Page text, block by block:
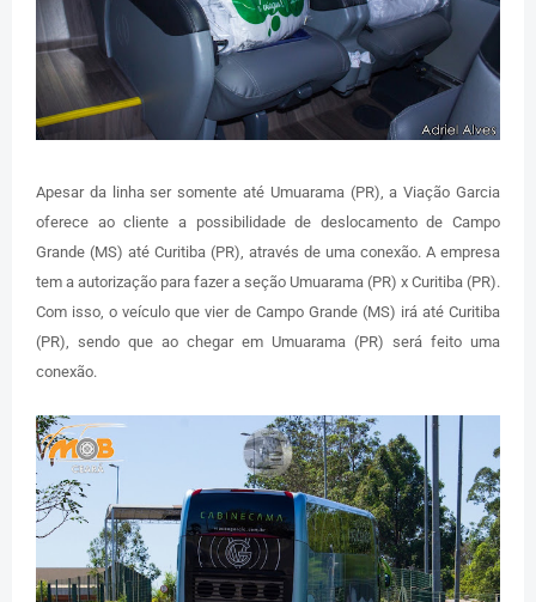
Apesar da linha ser somente até Umuarama (PR), a Viação Garcia
oferece ao cliente a possibilidade de deslocamento de Campo
Grande (MS) até Curitiba (PR), através de uma conexão. A empresa
tem a autorização para fazer a seção Umuarama (PR) x Curitiba (PR).
Com isso, o veículo que vier de Campo Grande (MS) irá até Curitiba
(PR), sendo que ao chegar em Umuarama (PR) será feito uma
conexão.